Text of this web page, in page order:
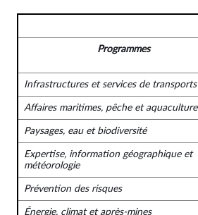
Programmes
Infrastructures et services de transports
Affaires maritimes, pêche et aquaculture
Paysages, eau et biodiversité
Expertise, information géographique et
météorologie
Prévention des risques
Énergie, climat et après-mines